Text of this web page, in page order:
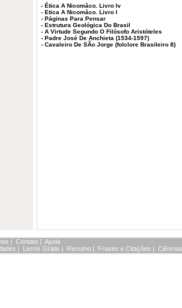
- Ética A Nicomâco. Livro Iv
- Etica A Nicomâco. Livro I
- Páginas Para Pensar
- Estrutura Geológica Do Brasil
- A Virtude Segundo O Filósofo Aristóteles
- Padre José De Anchieta (1534-1597)
- Cavaleiro De SÃo Jorge (folclore Brasileiro 8)
| Contato | Ajuda
| Livros Grátis | Resumo | Frases e Citações |